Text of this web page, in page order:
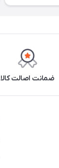
ضمانت اصالت کالا